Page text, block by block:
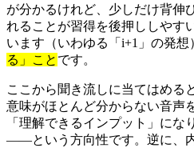
が分かるけれど、少しだけ背伸
れることが習得を後押ししやす
います（いわゆる「i+1」の発想
る」こと です。
ここから聞き流しに当てはめる
意味がほとんど分からない音声
「理解できるインプット」にな
――という方向性です。逆に、